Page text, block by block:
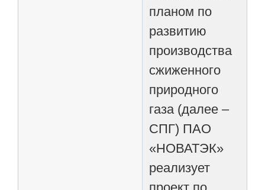
планом по
развитию
производства
сжиженного
природного
газа (далее –
СПГ) ПАО
«НОВАТЭК»
реализует